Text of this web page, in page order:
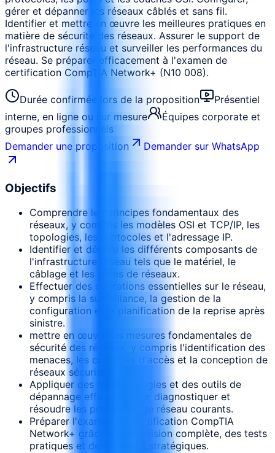
gérer et dépanner les réseaux câblés et sans fil.
Identifier et mettre en œuvre les meilleures pratiques en
matière de sécurité des réseaux. Assurer le support de
l'infrastructure réseau et surveiller les performances du
réseau. Se préparer efficacement à l'examen de
certification CompTIA Network+ (N10 008).
Durée confirmée lors de la proposition
Présentiel
interne, en ligne ou sur mesure
Équipes corporate et
groupes professionnels
Demander une proposition
Demander sur WhatsApp
Objectifs
Comprendre les principes fondamentaux des
réseaux, y compris les modèles OSI et TCP/IP, les
topologies, les protocoles et l'adressage IP.
Identifier et décrire les différents composants de
l'infrastructure réseau tels que le matériel, le
câblage et les types de réseaux.
Effectuer des opérations essentielles sur le réseau,
y compris la surveillance, la gestion de la
configuration et la planification de la reprise après
sinistre.
mettre en œuvre les mesures fondamentales de
sécurité des réseaux, y compris l'identification des
menaces, les contrôles d'accès et la conception de
réseaux sécurisés
Appliquer des méthodologies et des outils de
dépannage efficaces pour diagnostiquer et
résoudre les problèmes de réseau courants.
Préparer l'examen de certification CompTIA
Network+ grâce à une révision complète, des tests
pratiques et des conseils stratégiques.